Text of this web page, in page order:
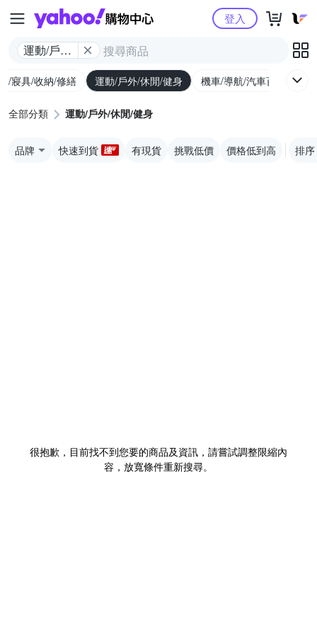
Yahoo購物中心
運動/戶外/
登入
/寢具/收納/修繕 運動/戶外/休閒/健身 機車/導航/汽車百貨
全部分類 運動/戶外/休閒/健身
品牌 快速到貨 有現貨 挑戰低價 價格低到高 排序
很抱歉，目前找不到您要的商品及資訊，請嘗試調整限縮內
容，放寬條件重新搜尋。